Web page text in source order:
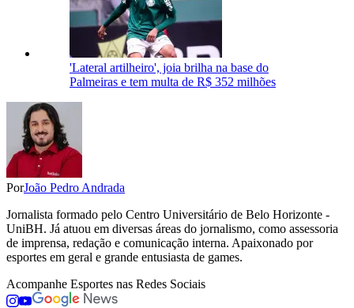
'Lateral artilheiro', joia brilha na base do
Palmeiras e tem multa de R$ 352 milhões
PorJoão Pedro Andrada
Jornalista formado pelo Centro Universitário de Belo Horizonte -
UniBH. Já atuou em diversas áreas do jornalismo, como assessoria
de imprensa, redação e comunicação interna. Apaixonado por
esportes em geral e grande entusiasta de games.
Acompanhe Esportes nas Redes Sociais